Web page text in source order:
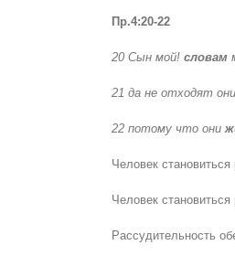
Пр.4:20-22
20 Сын мой! словам
21 да не отходят они
22 потому что они
Человек
Человек
Рассудительность